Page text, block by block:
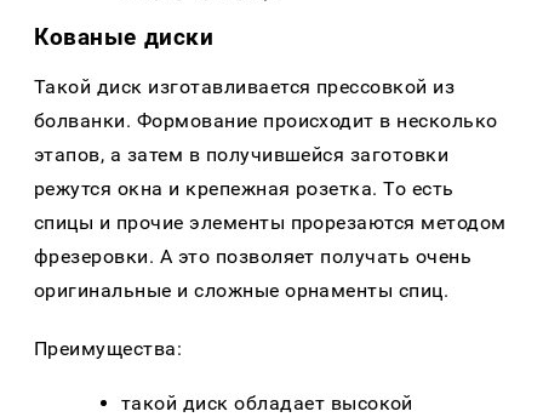
Кованые диски
Такой диск изготавливается прессовкой из
болванки. Формование происходит в несколько
этапов, а затем в получившейся заготовки
режутся окна и крепежная розетка. То есть
спицы и прочие элементы прорезаются методом
фрезеровки. А это позволяет получать очень
оригинальные и сложные орнаменты спиц.
Преимущества:
такой диск обладает высокой